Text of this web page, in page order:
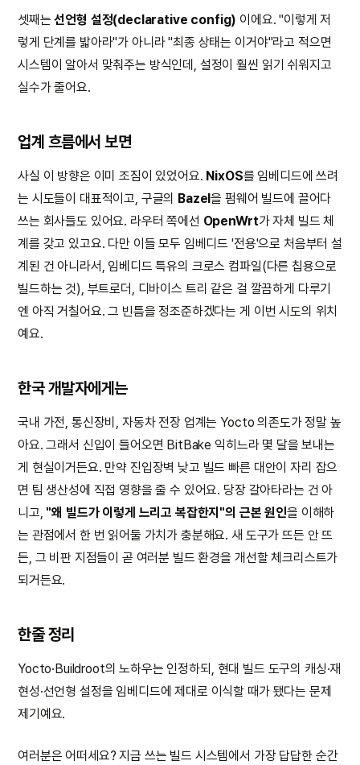
셋째는선언형 설정(declarative config) 이에요. "이렇게 저
렇게 단계를 밟아라"가 아니라 "최종 상태는 이거야"라고 적으면
시스템이 알아서 맞춰주는 방식인데, 설정이 훨씬 읽기 쉬워지고
실수가 줄어요.
업계 흐름에서 보면
사실 이 방향은 이미 조짐이 있었어요. NixOS를 임베디드에 쓰려
는 시도들이 대표적이고, 구글의 Bazel을 펌웨어 빌드에 끌어다
쓰는 회사들도 있어요. 라우터 쪽에선 OpenWrt가 자체 빌드 체
계를 갖고 있고요. 다만 이들 모두 임베디드 '전용'으로 처음부터 설
계된 건 아니라서, 임베디드 특유의 크로스 컴파일(다른 칩용으로
빌드하는 것), 부트로더, 디바이스 트리 같은 걸 깔끔하게 다루기
엔 아직 거칠어요. 그 빈틈을 정조준하겠다는 게 이번 시도의 위치
예요.
한국 개발자에게는
국내 가전, 통신장비, 자동차 전장 업계는 Yocto 의존도가 정말 높
아요. 그래서 신입이 들어오면 BitBake 익히느라 몇 달을 보내는
게 현실이거든요. 만약 진입장벽 낮고 빌드 빠른 대안이 자리 잡으
면 팀 생산성에 직접 영향을 줄 수 있어요. 당장 갈아타라는 건 아
니고, "왜 빌드가 이렇게 느리고 복잡한지"의 근본 원인을 이해하
는 관점에서 한 번 읽어둘 가치가 충분해요. 새 도구가 뜨든 안 뜨
든, 그 비판 지점들이 곧 여러분 빌드 환경을 개선할 체크리스트가
되거든요.
한줄 정리
Yocto·Buildroot의 노하우는 인정하되, 현대 빌드 도구의 캐싱·재
현성·선언형 설정을 임베디드에 제대로 이식할 때가 됐다는 문제
제기예요.
여러분은 어떠세요? 지금 쓰는 빌드 시스템에서 가장 답답한 순간